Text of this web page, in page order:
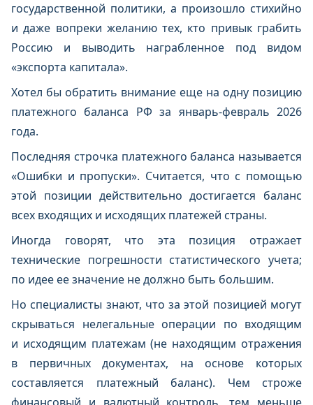
государственной политики, а произошло стихийно
и даже вопреки желанию тех, кто привык грабить
Россию и выводить награбленное под видом
«экспорта капитала».
Хотел бы обратить внимание еще на одну позицию
платежного баланса РФ за январь-февраль 2026
года.
Последняя строчка платежного баланса называется
«Ошибки и пропуски». Считается, что с помощью
этой позиции действительно достигается баланс
всех входящих и исходящих платежей страны.
Иногда говорят, что эта позиция отражает
технические погрешности статистического учета;
по идее ее значение не должно быть большим.
Но специалисты знают, что за этой позицией могут
скрываться нелегальные операции по входящим
и исходящим платежам (не находящим отражения
в первичных документах, на основе которых
составляется платежный баланс). Чем строже